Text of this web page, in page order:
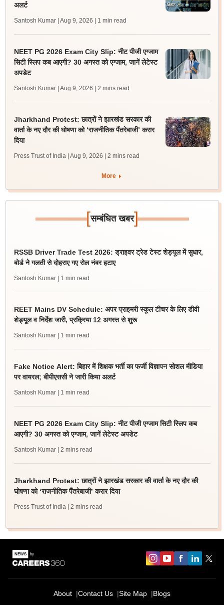
अलर्ट
Santosh Kumar | Aug 9, 2026 | 1 min read
NEET PG 2026 Exam City Slip: नीट पीजी एग्जाम
सिटी स्लिप कब आएगी? 30 अगस्त को एग्जाम, जानें लेटेस्ट
अपडेट
Santosh Kumar | Aug 9, 2026 | 2 mins read
Jharkhand Protest: छात्रों ने झारखंड सरकार की
वार्ता के नए दौर की घोषणा को ‘राजनीतिक पैंतरेबाजी’ करार
दिया
Press Trust of India | Aug 9, 2026 | 2 mins read
More
[सम्बंधित खबर]
RSSB Driver Trade Test 2026: ड्राइवर ट्रेड टेस्ट शेड्यूल में सुधार,
बोर्ड ने गलती से दोहराए गए रोल नंबर हटाए
Santosh Kumar | 1 min read
REET Mains DV Schedule: अपर प्राइमरी स्कूल टीचर के लिए डीवी
शेड्यूल व निर्देश जारी, प्रक्रिया 12 अगस्त से शुरू
Santosh Kumar | 1 min read
Fake Notice Alert: बिहार में शिक्षक भर्ती का फर्जी विज्ञापन सोशल मीडिया
पर वायरल; बीपीएससी ने जारी किया अलर्ट
Santosh Kumar | 1 min read
NEET PG 2026 Exam City Slip: नीट पीजी एग्जाम सिटी स्लिप कब
आएगी? 30 अगस्त को एग्जाम, जानें लेटेस्ट अपडेट
Santosh Kumar | 2 mins read
Jharkhand Protest: छात्रों ने झारखंड सरकार की वार्ता के नए दौर की
घोषणा को ‘राजनीतिक पैंतरेबाजी’ करार दिया
Press Trust of India | 2 mins read
About Contact Us Site Map Blogs